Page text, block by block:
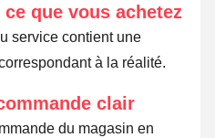
que vous achetez
service contient une
à la réalité.
clair
du magasin en